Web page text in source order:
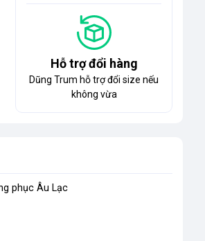
Hỗ trợ đổi hàng
Dũng Trum hỗ trợ đổi size nếu
không vừa
phục Âu Lạc